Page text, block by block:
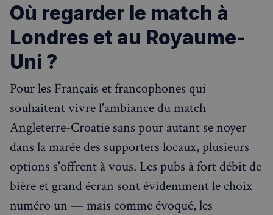
Où regarder le match à
Londres et au Royaume-
Uni ?
Pour les Français et francophones qui
souhaitent vivre l'ambiance du match
Angleterre-Croatie sans pour autant se noyer
dans la marée des supporters locaux, plusieurs
options s'offrent à vous. Les pubs à fort débit de
bière et grand écran sont évidemment le choix
numéro un — mais comme évoqué, les